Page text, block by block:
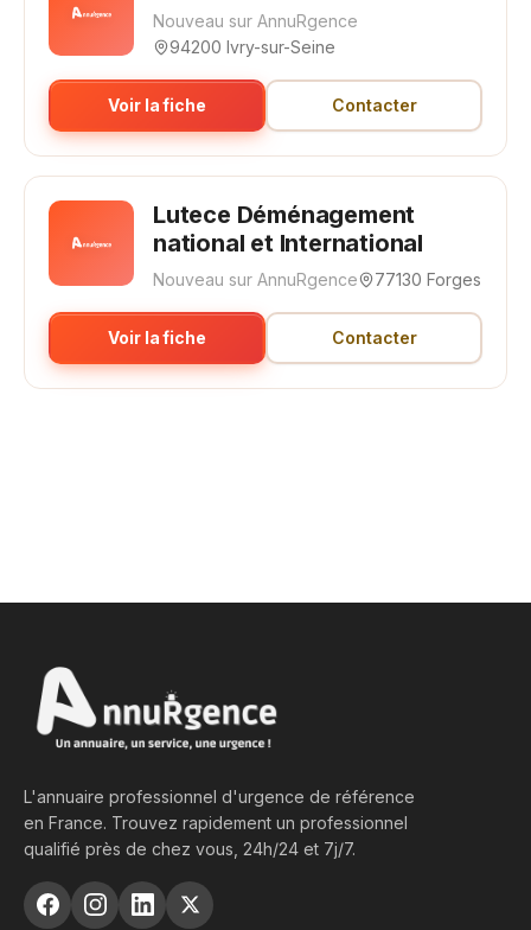
Nouveau sur AnnuRgence
94200 Ivry-sur-Seine
Voir la fiche Contacter
Lutece Déménagement
national et International
Nouveau sur AnnuRgence 77130 Forges
Voir la fiche Contacter
L'annuaire professionnel d'urgence de référence
en France. Trouvez rapidement un professionnel
qualifié près de chez vous, 24h/24 et 7j/7.